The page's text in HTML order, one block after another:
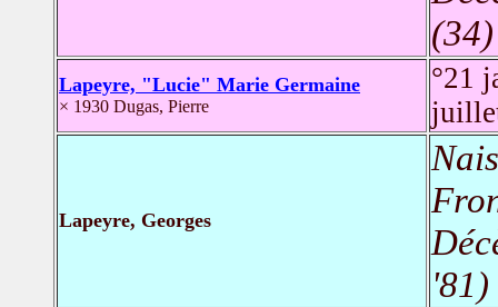
(34)
Lapeyre, "Lucie" Marie Germaine
× 1930 Dugas, Pierre
°21
Lapeyre, Georges
'81)